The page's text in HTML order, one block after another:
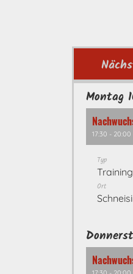
Montag
17:30 - 20:00
Typ
Training
Ort